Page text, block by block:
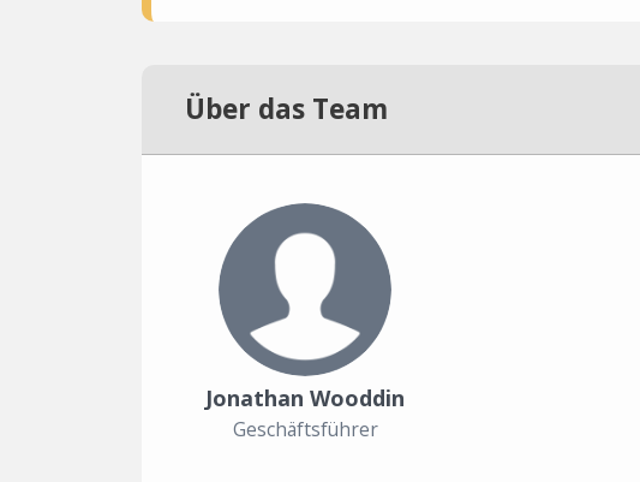
Über das Team
Jonathan Wooddin
Geschäftsführer